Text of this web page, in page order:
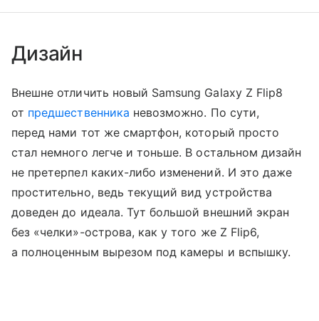
Дизайн
Внешне отличить новый Samsung Galaxy Z Flip8
от предшественника невозможно. По сути,
перед нами тот же смартфон, который просто
стал немного легче и тоньше. В остальном дизайн
не претерпел каких-либо изменений. И это даже
простительно, ведь текущий вид устройства
доведен до идеала. Тут большой внешний экран
без «челки»-острова, как у того же Z Flip6,
а полноценным вырезом под камеры и вспышку.